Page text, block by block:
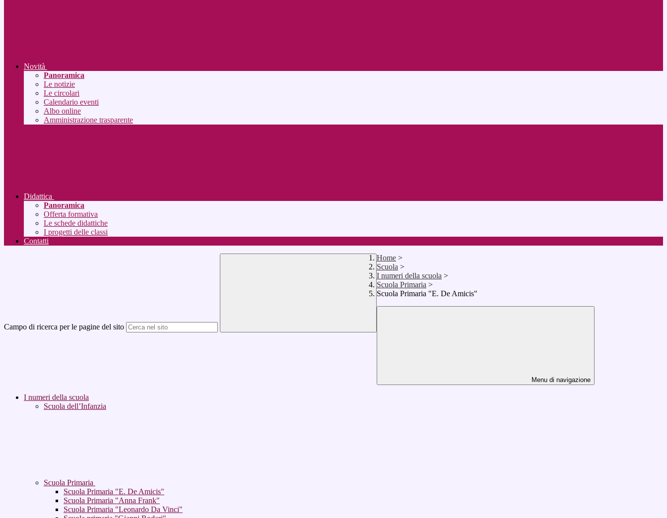
Novità
Panoramica
Le notizie
Le circolari
Calendario eventi
Albo online
Amministrazione trasparente
Didattica
Panoramica
Offerta formativa
Le schede didattiche
I progetti delle classi
Contatti
Campo di ricerca per le pagine del sito
Home >
Scuola >
I numeri della scuola >
Scuola Primaria >
Scuola Primaria "E. De Amicis"
Menu di navigazione
I numeri della scuola
Scuola dell’Infanzia
Scuola Primaria
Scuola Primaria "E. De Amicis"
Scuola Primaria "Anna Frank"
Scuola Primaria "Leonardo Da Vinci"